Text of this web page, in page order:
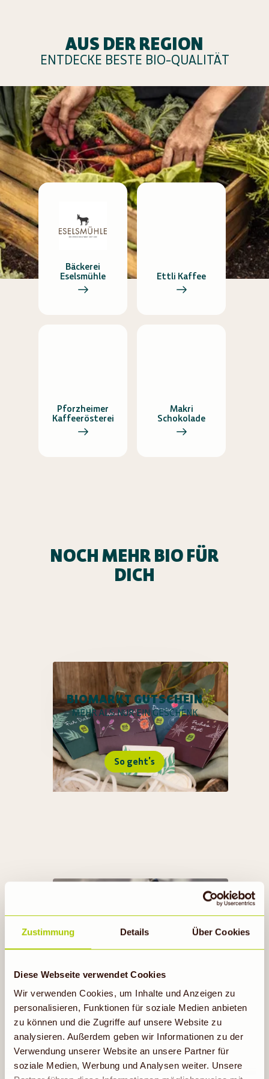
Zustimmung Details Über Cookies
Diese Webseite verwendet Cookies
Wir verwenden Cookies, um Inhalte und Anzeigen zu
personalisieren, Funktionen für soziale Medien anbieten
zu können und die Zugriffe auf unsere Website zu
analysieren. Außerdem geben wir Informationen zu der
Verwendung unserer Website an unsere Partner für
soziale Medien, Werbung und Analysen weiter. Unsere
AUS DER REGION
ENTDECKE BESTE BIO-QUALITÄT
Bäckerei
Eselsmühle
Ettli Kaffee
Pforzheimer
Kaffeerösterei
Makri
Schokolade
NOCH MEHR BIO FÜR
DICH
BIOMARKT GUTSCHEIN
MEHR ALS NUR EIN GESCHENK
So geht's
Jetzt mitmachen